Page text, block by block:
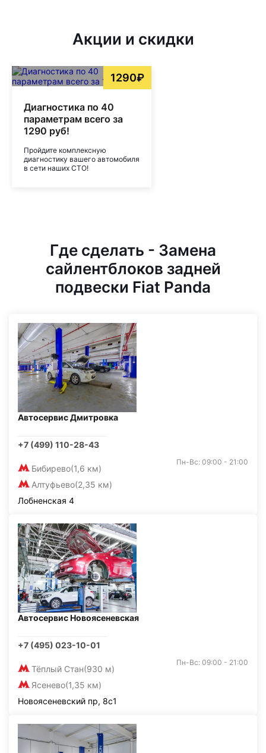
Акции и скидки
1290₽
Диагностика по 40
параметрам всего за
1290 руб!
Пройдите комплексную
диагностику вашего автомобиля
в сети наших СТО!
Где сделать - Замена
сайлентблоков задней
подвески Fiat Panda
Автосервис Дмитровка
+7 (499) 110-28-43
Бибирево(1,6 км)
Алтуфьево(2,35 км)
Пн-Вс: 09:00 - 21:00
Лобненская 4
Автосервис Новоясеневская
+7 (495) 023-10-01
Тёплый Стан(930 м)
Ясенево(1,35 км)
Пн-Вс: 09:00 - 21:00
Новоясеневский пр, 8с1